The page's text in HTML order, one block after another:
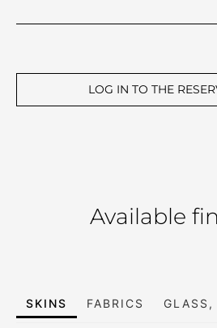
LOG IN TO THE
Available
SKINS FABRICS GLASS,